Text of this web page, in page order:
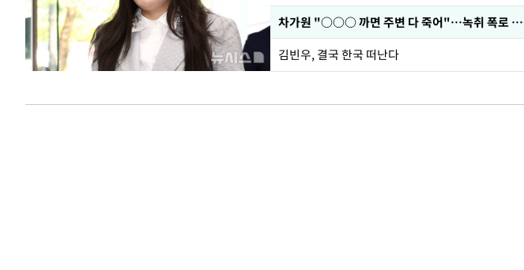
차가원 "○○○ 까면 주변 다 죽어"…녹취 폭로 파장
김빈우, 결국 한국 떠난다